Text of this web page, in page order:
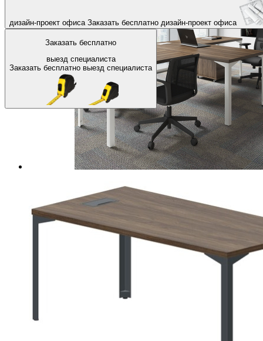
дизайн-проект офиса Заказать бесплатно дизайн-проект офиса
Заказать бесплатно
выезд специалиста
Заказать бесплатно выезд специалиста